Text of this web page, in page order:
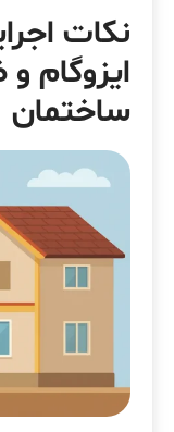
نکات
ایزوگام
ساختمان